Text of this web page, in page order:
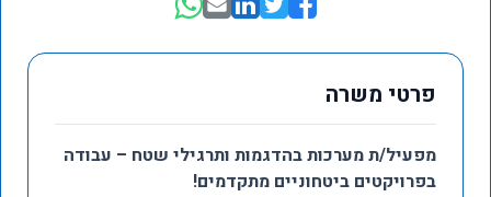
פרטי משרה
מפעיל/ת מערכות בהדגמות ותרגילי שטח – עבודה
בפרויקטים ביטחוניים מתקדמים!